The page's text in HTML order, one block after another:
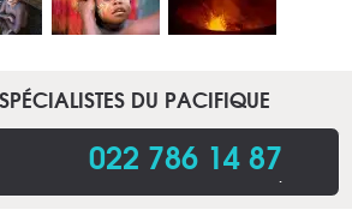
DU PACIFIQUE
022 786 14 87.